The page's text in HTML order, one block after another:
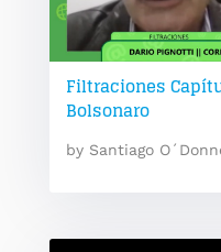
Filtraciones
Bolsonaro
by Santiago